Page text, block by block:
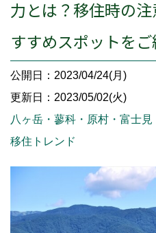
力とは？移住時の
すすめスポットを
公開日：2023/04/24(月)
更新日：2023/05/02(火)
八ヶ岳・蓼科・原村・富士見
移住トレンド